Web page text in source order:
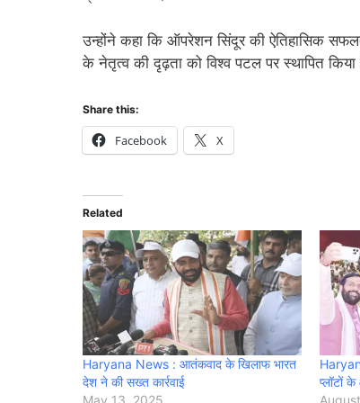
उन्होंने कहा कि ऑपरेशन सिंदूर की ऐतिहासिक
के नेतृत्व की दृढ़ता को विश्व पटल पर स्थापित
Share this:
Facebook X
Related
Haryana News : आतंकवाद के खिलाफ भारत
देश ने की सख्त कार्रवाई
प्लॉटों